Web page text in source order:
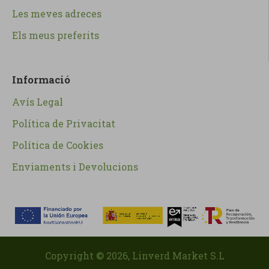
Les meves adreces
Els meus preferits
Informació
Avís Legal
Política de Privacitat
Política de Cookies
Enviaments i Devolucions
Copyright © 2026, Linverd Market S.L